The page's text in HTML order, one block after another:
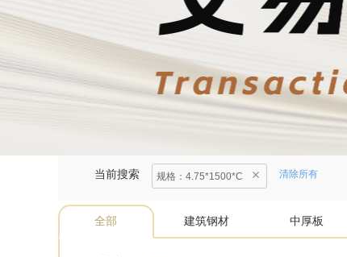
当前搜索 规格 ： 4.75*1500*C 清除所有
全部 建筑钢材 中厚板